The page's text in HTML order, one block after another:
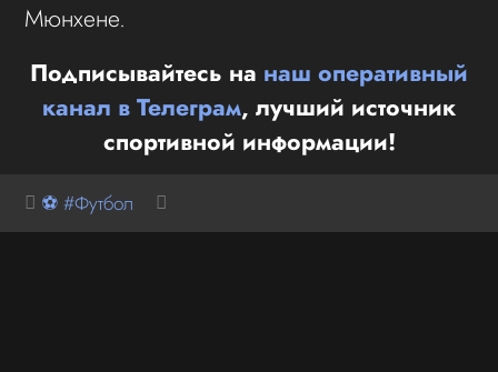
Мюнхене.
Подписывайтесь на наш оперативный
канал в Телеграм, лучший источник
спортивной информации!
⚽ #Футбол